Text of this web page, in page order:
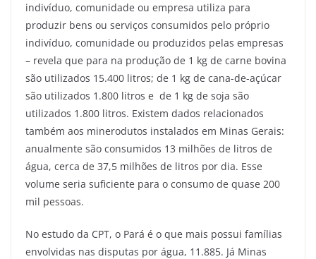
indivíduo, comunidade ou empresa utiliza para
produzir bens ou serviços consumidos pelo próprio
indivíduo, comunidade ou produzidos pelas empresas
– revela que para na produção de 1 kg de carne bovina
são utilizados 15.400 litros; de 1 kg de cana-de-açúcar
são utilizados 1.800 litros e de 1 kg de soja são
utilizados 1.800 litros. Existem dados relacionados
também aos minerodutos instalados em Minas Gerais:
anualmente são consumidos 13 milhões de litros de
água, cerca de 37,5 milhões de litros por dia. Esse
volume seria suficiente para o consumo de quase 200
mil pessoas.
No estudo da CPT, o Pará é o que mais possui famílias
envolvidas nas disputas por água, 11.885. Já Minas